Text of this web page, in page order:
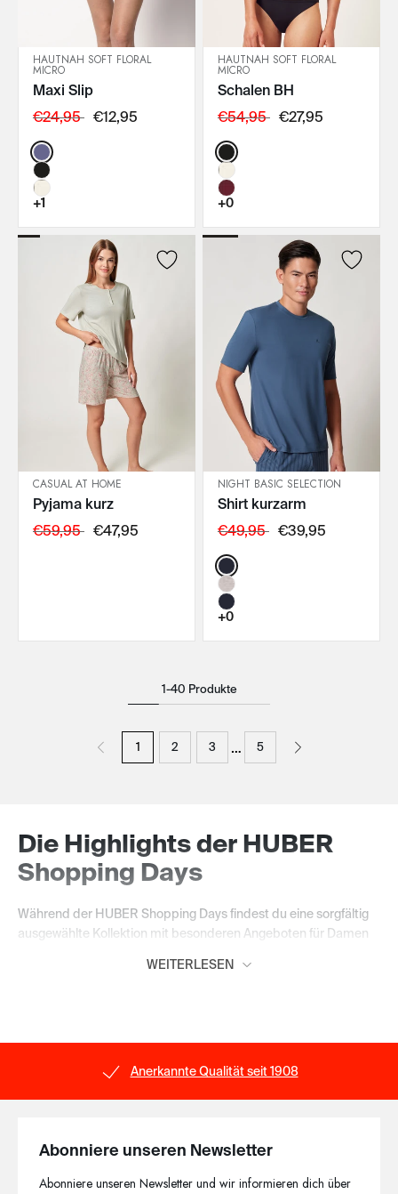
HAUTNAH SOFT FLORAL
MICRO
Maxi Slip
€24,95 €12,95
Color:
+1
HAUTNAH SOFT FLORAL
MICRO
Schalen BH
€54,95 €27,95
Color:
+0
IN DEN WARENKORB
CASUAL AT HOME
Pyjama kurz
€59,95 €47,95
IN DEN WARENKORB
NIGHT BASIC SELECTION
Shirt kurzarm
€49,95 €39,95
Color:
+0
1-40 Produkte
1 2 3 … 5
Die Highlights der HUBER
Shopping Days
Während der HUBER Shopping Days findest du eine sorgfältig
ausgewählte Kollektion mit besonderen Angeboten für Damen
Nachtwäsche oder vielseitige Loungewear – entdecke
zeitlose Klassiker
zeitlose Basics und ausgewählte Saisonstyles. Hochwertige
Passformen sorgen für das gewohnte HUBER Tragegefühl. Mit
WEITERLESEN
Anerkannte Qualität seit 1908
Abonniere unseren Newsletter
Abonniere unseren Newsletter und wir informieren dich über